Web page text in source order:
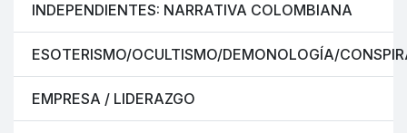
INDEPENDIENTES: NARRATIVA COLOMBIANA
ESOTERISMO/OCULTISMO/DEMONOLOGÍA/
EMPRESA / LIDERAZGO